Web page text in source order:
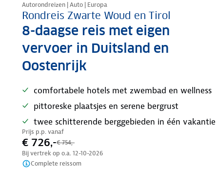
Autorondreizen | Auto | Europa
Rondreis Zwarte Woud en Tirol
8-daagse reis met eigen
vervoer in Duitsland en
Oostenrijk
comfortabele hotels met zwembad en wellness
pittoreske plaatsjes en serene bergrust
twee schitterende berggebieden in één vakantie
Prijs p.p. vanaf
€ 726,-€ 754,-
Bij vertrek op o.a. 12-10-2026
Complete reissom